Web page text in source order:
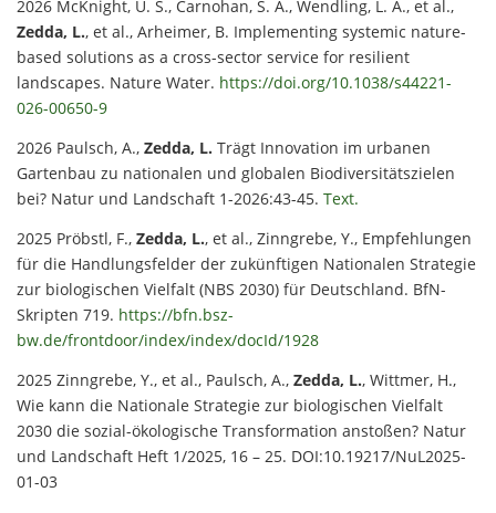
2026 McKnight, U. S., Carnohan, S. A., Wendling, L. A., et al.,
Zedda, L., et al., Arheimer, B. Implementing systemic nature-
based solutions as a cross-sector service for resilient
landscapes. Nature Water. https://doi.org/10.1038/s44221-
026-00650-9
2026 Paulsch, A., Zedda, L. Trägt Innovation im urbanen
Gartenbau zu nationalen und globalen Biodiversitätszielen
bei? Natur und Landschaft 1-2026:43-45. Text.
2025 Pröbstl, F., Zedda, L., et al., Zinngrebe, Y., Empfehlungen
für die Handlungsfelder der zukünftigen Nationalen Strategie
zur biologischen Vielfalt (NBS 2030) für Deutschland. BfN-
Skripten 719. https://bfn.bsz-
bw.de/frontdoor/index/index/docId/1928
2025 Zinngrebe, Y., et al., Paulsch, A., Zedda, L., Wittmer, H.,
Wie kann die Nationale Strategie zur biologischen Vielfalt
2030 die sozial-ökologische Transformation anstoßen? Natur
und Landschaft Heft 1/2025, 16 – 25. DOI:10.19217/NuL2025-
01-03